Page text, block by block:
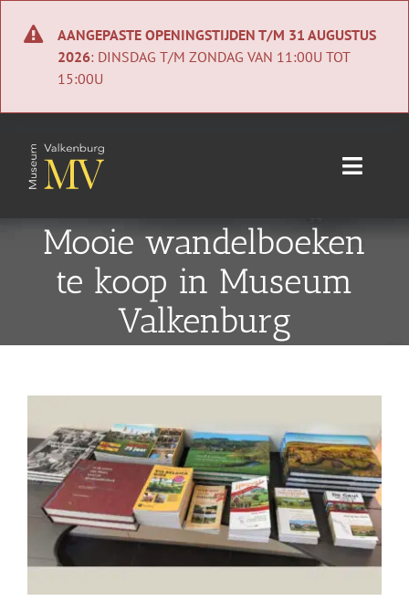
naar
AANGEPASTE OPENINGSTIJDEN T/M 31 AUGUSTUS
2026: DINSDAG T/M ZONDAG VAN 11:00U TOT
15:00U
Toggle
Home
Nieuws
Shop
Over Ons
BEZOEK
Mooie wandelboeken
te koop in Museum
Valkenburg
grotere
afbeelding